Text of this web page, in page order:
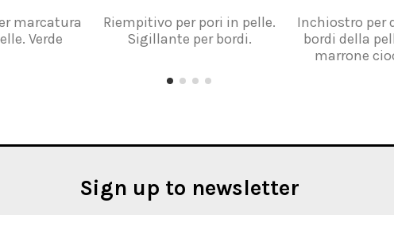
marcatura
Verde
Riempitivo per pori in pelle.
Sigillante per bordi.
Inchiostro per
bordi della
marrone
Sign up to newsletter